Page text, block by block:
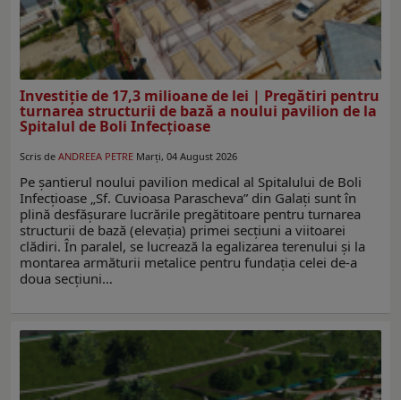
Investiție de 17,3 milioane de lei | Pregătiri pentru
turnarea structurii de bază a noului pavilion de la
Spitalul de Boli Infecțioase
Scris de ANDREEA PETRE Marți, 04 August 2026
Pe șantierul noului pavilion medical al Spitalului de Boli
Infecțioase „Sf. Cuvioasa Parascheva” din Galați sunt în
plină desfășurare lucrările pregătitoare pentru turnarea
structurii de bază (elevația) primei secțiuni a viitoarei
clădiri. În paralel, se lucrează la egalizarea terenului și la
montarea armăturii metalice pentru fundația celei de-a
doua secțiuni…